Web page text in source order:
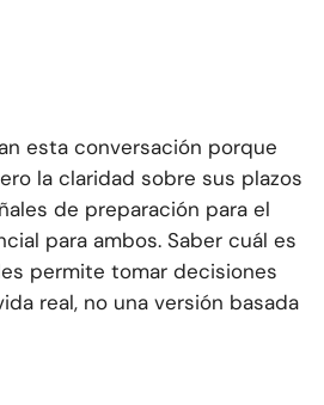
esta conversación porque
la claridad sobre sus plazos
de preparación para el
para ambos. Saber cuál es
permite tomar decisiones
real, no una versión basada